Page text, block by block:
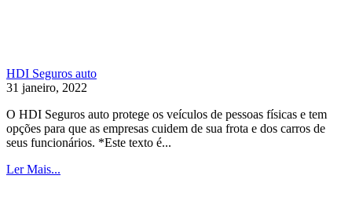
HDI Seguros auto
31 janeiro, 2022
O HDI Seguros auto protege os veículos de pessoas físicas e tem
opções para que as empresas cuidem de sua frota e dos carros de
seus funcionários. *Este texto é...
Ler Mais...